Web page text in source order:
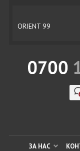
ORIENT 99
ЗА НАС